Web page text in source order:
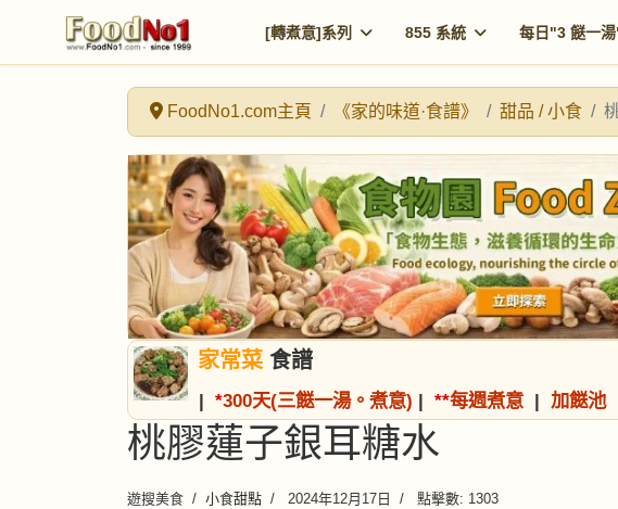
[轉煮意]系列 855 系統 每日"3 餸一
FoodNo1.com主頁 《家的味道·食譜》 甜品 / 小食
家常菜 食譜
| *300天(三餸一湯。煮意) | **每週煮意 | 加餸池
桃膠蓮子銀耳糖水
遊搜美食 小食甜點 2024年12月17日 點擊數: 1303